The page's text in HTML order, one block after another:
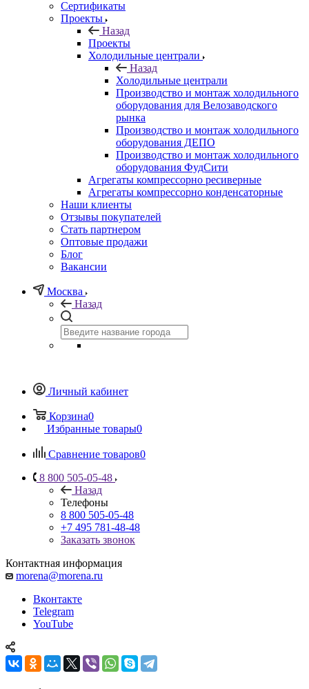
Сертификаты
Проекты
Назад
Проекты
Холодильные централи
Назад
Холодильные централи
Производство и монтаж холодильного
оборудования для Велозаводского
рынка
Производство и монтаж холодильного
оборудования ДЕПО
Производство и монтаж холодильного
оборудования ФудСити
Агрегаты компрессорно ресиверные
Агрегаты компрессорно конденсаторные
Наши клиенты
Отзывы покупателей
Стать партнером
Оптовые продажи
Блог
Вакансии
Москва
Назад
Личный кабинет
Корзина0
Избранные товары0
Сравнение товаров0
8 800 505-05-48
Назад
Телефоны
8 800 505-05-48
+7 495 781-48-48
Заказать звонок
Контактная информация
morena@morena.ru
Вконтакте
Telegram
YouTube